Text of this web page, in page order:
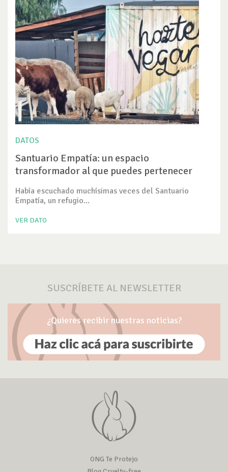
DATOS
Santuario Empatía: un espacio
transformador al que puedes pertenecer
Había escuchado muchísimas veces del Santuario
Empatía, un refugio...
VER DATO
SUSCRÍBETE AL NEWSLETTER
¿Quieres recibir nuestras noticias?
ONG Te Protejo